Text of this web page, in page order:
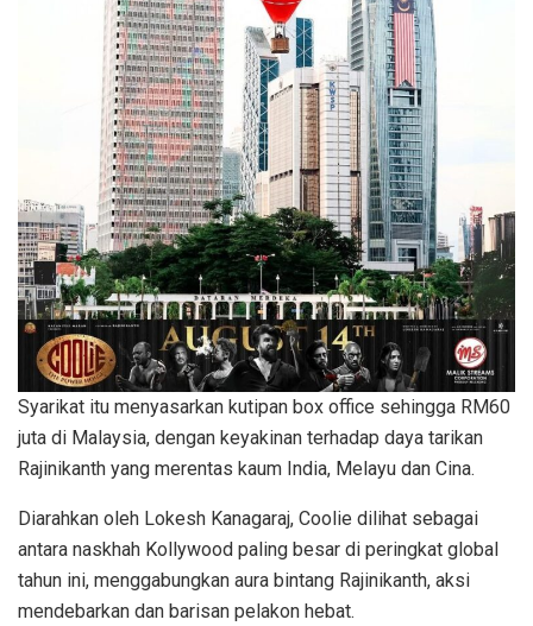
Syarikat itu menyasarkan kutipan box office sehingga RM60
juta di Malaysia, dengan keyakinan terhadap daya tarikan
Rajinikanth yang merentas kaum India, Melayu dan Cina.
Diarahkan oleh Lokesh Kanagaraj, Coolie dilihat sebagai
antara naskhah Kollywood paling besar di peringkat global
tahun ini, menggabungkan aura bintang Rajinikanth, aksi
mendebarkan dan barisan pelakon hebat.